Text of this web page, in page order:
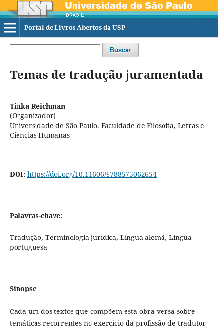
Portal de Livros Abertos da USP
Buscar
Temas de tradução juramentada
Tinka Reichman
(Organizador)
Universidade de São Paulo. Faculdade de Filosofia, Letras e
Ciências Humanas
DOI: https://doi.org/10.11606/9788575062654
Palavras-chave:
Tradução, Terminologia jurídica, Língua alemã, Língua
portuguesa
Sinopse
Cada um dos textos que compõem esta obra versa sobre
temáticas recorrentes no exercício da profissão de tradutor